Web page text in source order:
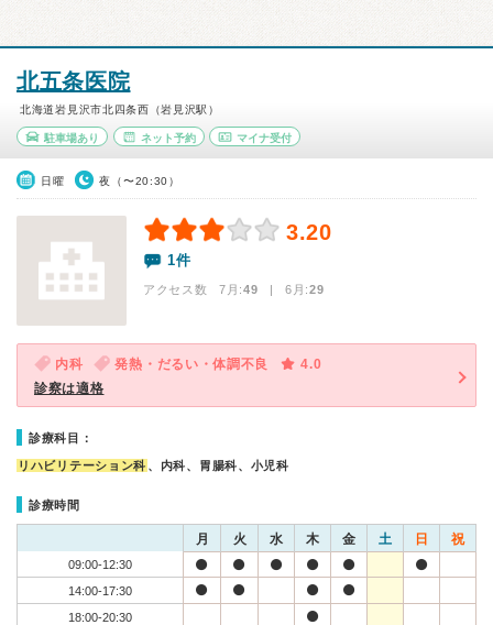
北五条医院
北海道岩見沢市北四条西（岩見沢駅）
駐車場あり ネット予約 マイナ受付
日曜 夜（〜20:30）
3.20
1件
アクセス数 7月:49 | 6月:29
内科 発熱・だるい・体調不良
4.0
診察は適格
診療科目：
リハビリテーション科 、内科、胃腸科、小児科
診療時間
月 火 水 木 金 土 日 祝
09:00-12:30
14:00-17:30
18:00-20:30